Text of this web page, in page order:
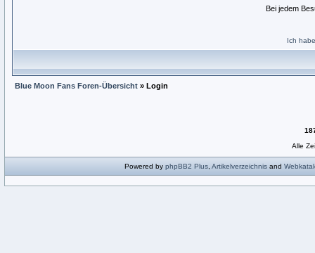
Bei jedem
Ich
Blue Moon Fans Foren-Übersicht » Login
Alle
Powered by phpBB2 Plus Artikelverzeichnis and